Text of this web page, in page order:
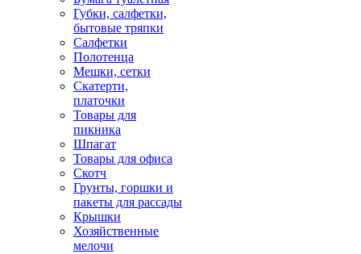
Губки, салфетки,
бытовые тряпки
Салфетки
Полотенца
Мешки, сетки
Скатерти,
платочки
Товары для
пикника
Шпагат
Товары для офиса
Скотч
Грунты, горшки и
пакеты для рассады
Крышки
Хозяйственные
мелочи